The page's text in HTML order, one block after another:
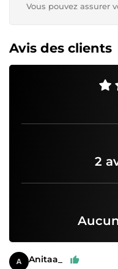
Vous pouvez assurer
Avis des clients
2
Anitaa_